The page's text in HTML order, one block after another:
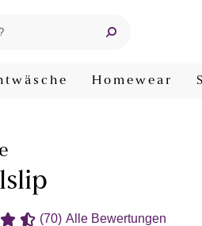
Homewear
(70) Alle Bewertungen